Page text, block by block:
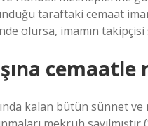
taraftaki cemaat
olursa, imamın
cemaatle
kalan bütün sünnet